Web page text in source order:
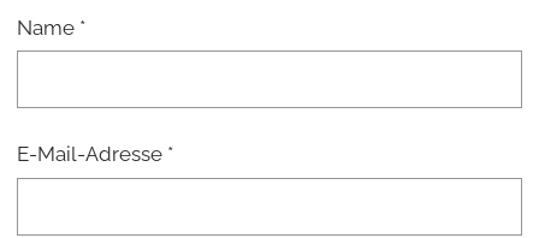
Name *
E-Mail-Adresse *